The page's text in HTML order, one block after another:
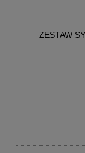
ZESTAW